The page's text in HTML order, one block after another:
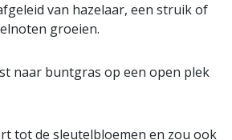
van hazelaar, een struik of
groeien.
naar buntgras op een open plek
tot de sleutelbloemen en zou ook